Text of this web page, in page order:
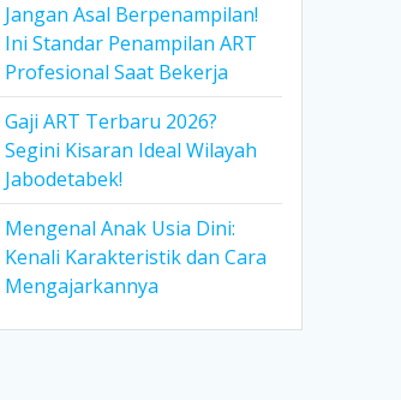
Jangan Asal Berpenampilan!
Ini Standar Penampilan ART
Profesional Saat Bekerja
Gaji ART Terbaru 2026?
Segini Kisaran Ideal Wilayah
Jabodetabek!
Mengenal Anak Usia Dini:
Kenali Karakteristik dan Cara
Mengajarkannya